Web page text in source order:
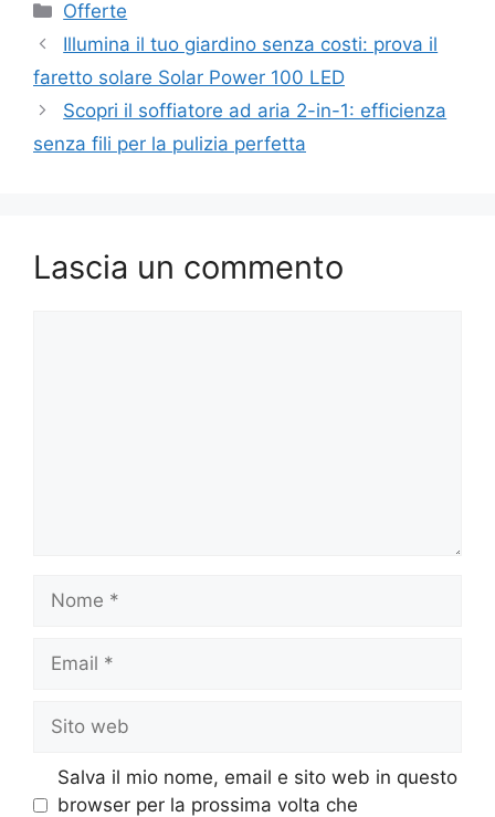
Categorie
Offerte
Illumina il tuo giardino senza costi: prova il
faretto solare Solar Power 100 LED
Scopri il soffiatore ad aria 2-in-1: efficienza
senza fili per la pulizia perfetta
Lascia un commento
Nome
Email
Sito
web
Salva il mio nome, email e sito web in questo
browser per la prossima volta che